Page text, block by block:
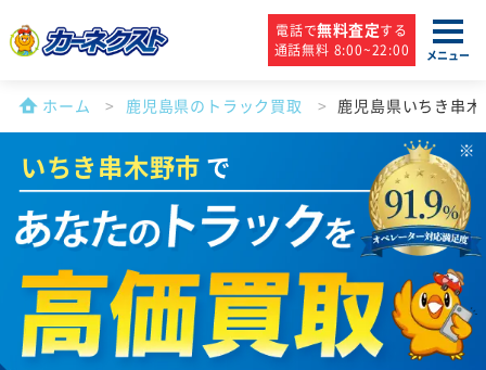
電話で無料査定する
通話無料 8:00~22:00
メニュー
ホーム 鹿児島県のトラック買取 鹿児島県いちき串
いちき串木野市 で